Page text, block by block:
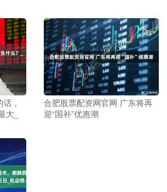
，
_
合肥股票配资网官网 广东将再
迎“国补”优惠潮